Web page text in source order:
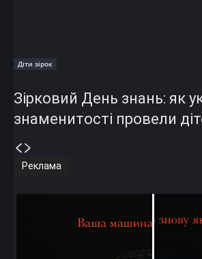
Діти зірок
Зірковий День знань: як
знаменитості провели
Реклама